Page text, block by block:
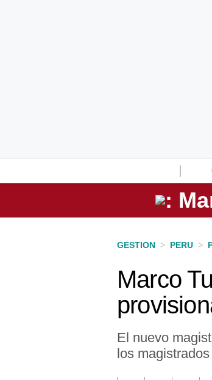
Perú
GESTION > PERU >
Marco
El nuevo
los